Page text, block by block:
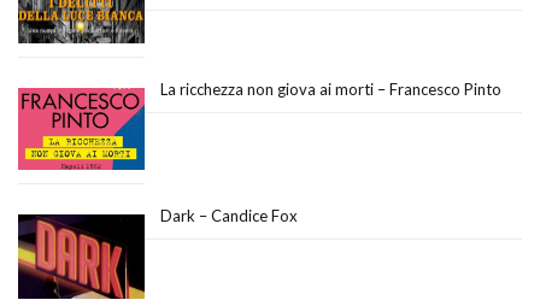
La ricchezza non giova ai morti – Francesco Pinto
Dark – Candice Fox